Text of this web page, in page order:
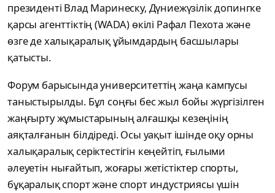
президенті Влад Маринеску, Дүниежүзілік допингке
қарсы агенттіктің (WADA) өкілі Рафал Пехота және
өзге де халықаралық ұйымдардың басшылары
қатысты.
Форум барысында университеттің жаңа кампусы
таныстырылды. Бұл соңғы бес жыл бойы жүргізілген
жаңғырту жұмыстарының алғашқы кезеңінің
аяқталғанын білдіреді. Осы уақыт ішінде оқу орны
халықаралық серіктестігін кеңейтіп, ғылыми
әлеуетін нығайтып, жоғары жетістіктер спорты,
бұқаралық спорт және спорт индустриясы үшін